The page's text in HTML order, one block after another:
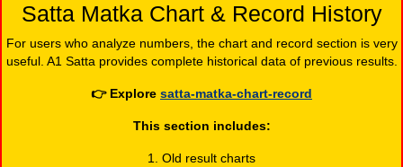
Satta Matka Chart & Record History
For users who analyze numbers, the chart and record section is very
useful. A1 Satta provides complete historical data of previous results.
👉 Explore satta-matka-chart-record
This section includes:
1. Old result charts